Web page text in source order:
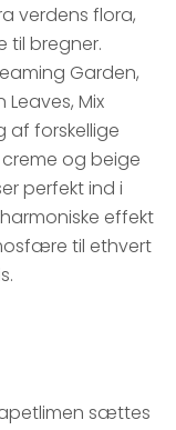
verdens flora,
til bregner.
Garden,
Leaves, Mix
af forskellige
og beige
perfekt ind i
effekt
til ethvert
sættes